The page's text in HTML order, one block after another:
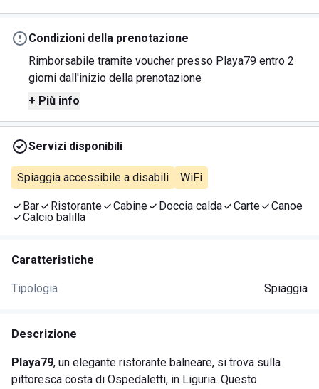
Condizioni della prenotazione
Rimborsabile tramite voucher presso Playa79 entro 2
giorni dall'inizio della prenotazione
+ Più info
Servizi disponibili
Spiaggia accessibile a disabili WiFi
Bar Ristorante Cabine Doccia calda Carte
Canoe
Calcio balilla
Caratteristiche
Tipologia Spiaggia
Descrizione
Playa79, un elegante ristorante balneare, si trova sulla
pittoresca costa di Ospedaletti, in Liguria. Questo